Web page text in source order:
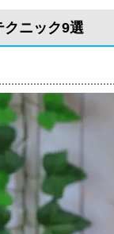
ニック9選